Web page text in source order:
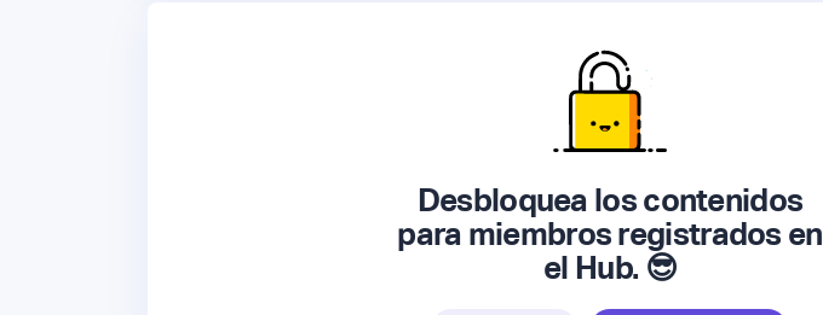
Desbloquea los contenidos
para miembros registrados en
el Hub. 😎